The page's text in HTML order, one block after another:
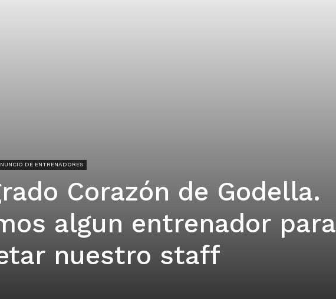
DE ENTRENADORES
Corazón de Godella.
algun entrenador para
nuestro staff